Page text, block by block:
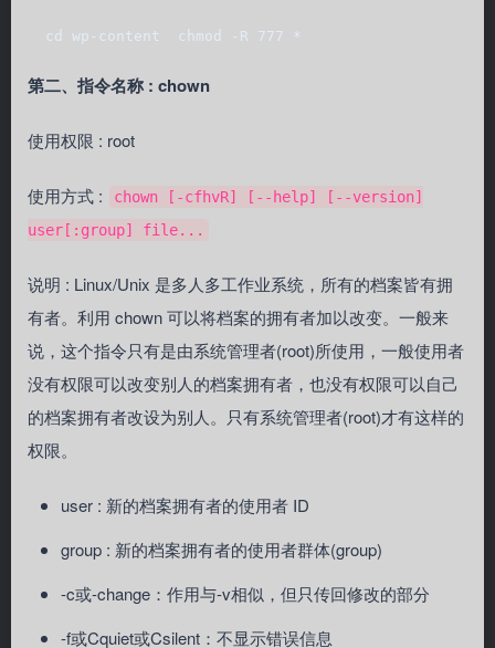
  cd wp-content  chmod -R 777 *
第二、指令名称 : chown
使用权限 : root
使用方式 :
chown [-cfhvR] [--help] [--version]
user[:group] file...
说明 : Linux/Unix 是多人多工作业系统，所有的档案皆有拥
有者。利用 chown 可以将档案的拥有者加以改变。一般来
说，这个指令只有是由系统管理者(root)所使用，一般使用者
没有权限可以改变别人的档案拥有者，也没有权限可以自己
的档案拥有者改设为别人。只有系统管理者(root)才有这样的
权限。
user : 新的档案拥有者的使用者 ID
group : 新的档案拥有者的使用者群体(group)
-c或-change：作用与-v相似，但只传回修改的部分
-f或Cquiet或Csilent：不显示错误信息